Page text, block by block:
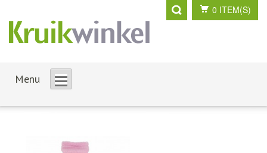
Menu
0 ITEM(S)